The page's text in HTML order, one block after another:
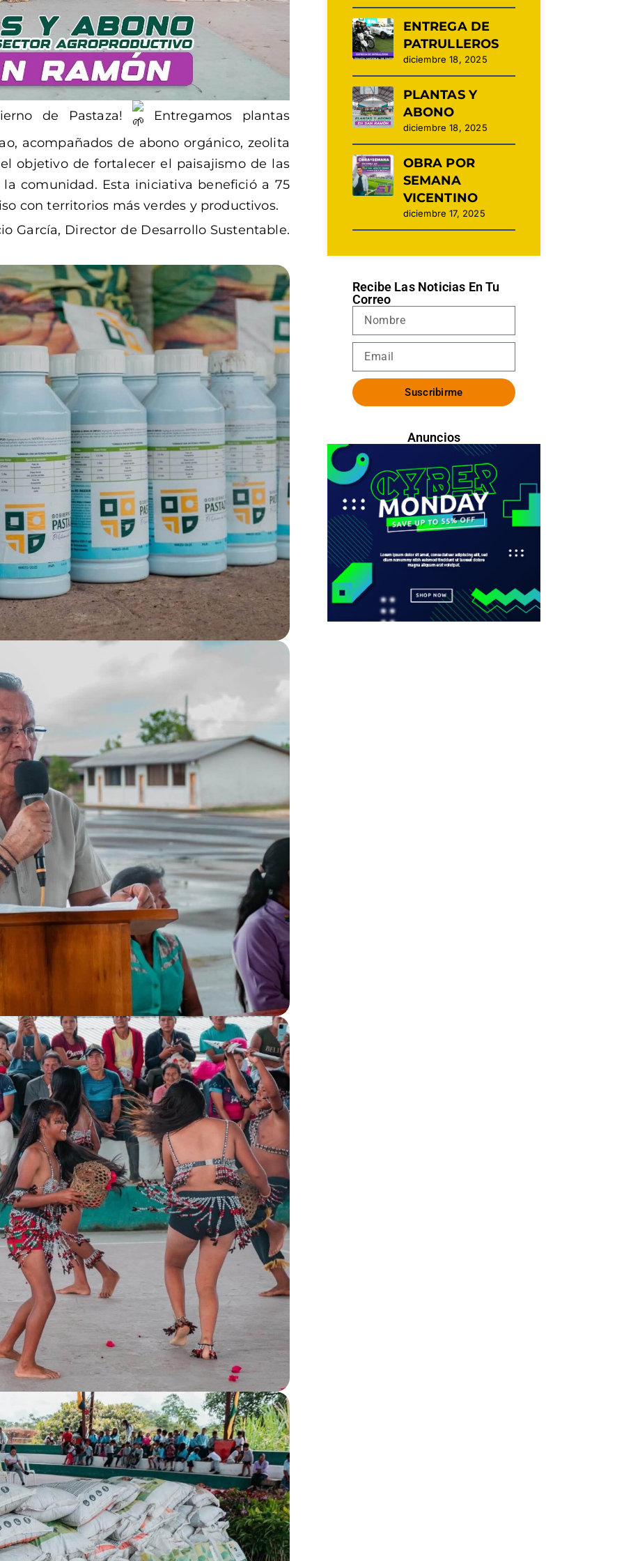
de Pastaza!
Entregamos plantas
acompañados de abono orgánico, zeolita
objetivo de fortalecer el paisajismo de las
comunidad. Esta iniciativa benefició a 75
con territorios más verdes y productivos.
García, Director de Desarrollo Sustentable.
ENTREGA DE
PATRULLEROS
diciembre 18, 2025
PLANTAS Y
ABONO
diciembre 18, 2025
OBRA POR
SEMANA
VICENTINO
diciembre 17, 2025
Recibe Las Noticias En Tu
Correo
Suscribirme
Anuncios